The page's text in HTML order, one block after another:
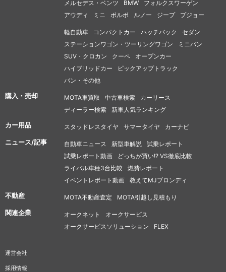
メルセデス・ベンツ BMW
フォルクスワーゲン
アウディ
ミニ ボルボ ルノー ジープ プジョー
軽自動車 コンパクトカー ハッチバック
セダン
ステーションワゴン・ツーリングワゴン
ミニバン
SUV・クロカン
クーペ
オープンカー
ハイブリッドカー
ピックアップトラック
バン・その他
購入・売却 MOTA車買取 中古車検索
カーリース
ディーラー検索
新車人気ランキング
カー用品 スタッドレスタイヤ サマータイヤ カーナビ
ニュース/記事 自動車ニュース 新型車解説
試乗レポート
試乗レポート動画
どっちが買い!? VS徹底比較
ライバル車種3台比較
燃費レポート
イベントレポート動画
教えてMJブロンディ
不動産 MOTA不動産査定 MOTA引越し見積もり
関連企業 オークネット
オークサービス
オークサービスソリューション
FLEX
運営会社
採用情報